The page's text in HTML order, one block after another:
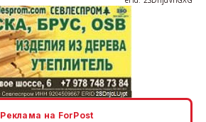
erid: 2SDnjcLUypt
Реклама на ForPost